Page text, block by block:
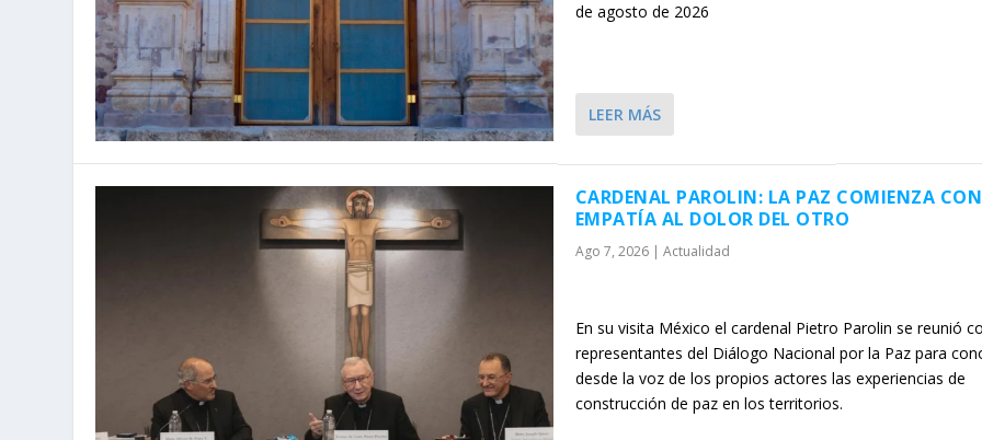
de agosto de 2026
LEER MÁS
CARDENAL PAROLIN: LA PAZ COMIENZA
EMPATÍA AL DOLOR DEL OTRO
Ago 7, 2026| Actualidad
En su visita México el cardenal Pietro Parolin se reunió
representantes del Diálogo Nacional por la Paz para
desde la voz de los propios actores las experiencias de
construcción de paz en los territorios.